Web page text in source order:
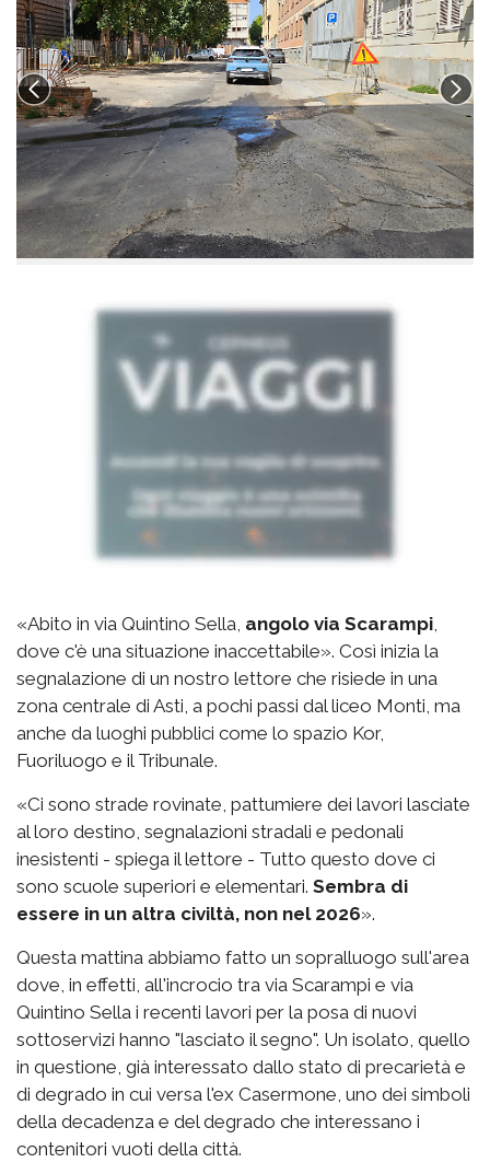
«Abito in via Quintino Sella, angolo via Scarampi
dove c'è una situazione inaccettabile». Così inizia la
segnalazione di un nostro lettore che risiede in una
zona centrale di Asti, a pochi passi dal liceo Monti, ma
anche da luoghi pubblici come lo spazio Kor,
Fuoriluogo e il Tribunale.
«Ci sono strade rovinate, pattumiere dei lavori lasciate
al loro destino, segnalazioni stradali e pedonali
inesistenti - spiega il lettore - Tutto questo dove ci
sono scuole superiori e elementari. Sembra di
essere in un altra civiltà, non nel 2026».
Questa mattina abbiamo fatto un sopralluogo sull'area
dove, in effetti, all'incrocio tra via Scarampi e via
Quintino Sella i recenti lavori per la posa di nuovi
sottoservizi hanno "lasciato il segno". Un isolato, quello
in questione, già interessato dallo stato di precarietà e
di degrado in cui versa l'ex Casermone, uno dei simboli
della decadenza e del degrado che interessano i
contenitori vuoti della città.